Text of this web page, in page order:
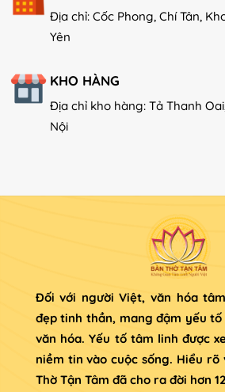
Địa chỉ: Cốc Phong, Chí Tân,
Yên
KHO HÀNG
Địa chỉ kho hàng: Tả Thanh
Nội
Đối với người Việt, văn hóa
đẹp tinh thần, mang đậm yếu
văn hóa. Yếu tố tâm linh được
niềm tin vào cuộc sống. Hiểu rõ
Thờ Tận Tâm đã cho ra đời hơn